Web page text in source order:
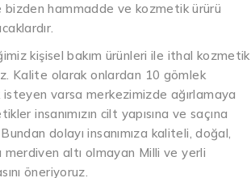
bizden hammadde ve kozmetik ürürü
kişisel bakım ürünleri ile ithal kozmetik
Kalite olarak onlardan 10 gömlek
varsa merkezimizde ağırlamaya
insanımızın cilt yapısına ve saçına
dolayı insanımıza kaliteli, doğal,
merdiven altı olmayan Milli ve yerli
öneriyoruz.